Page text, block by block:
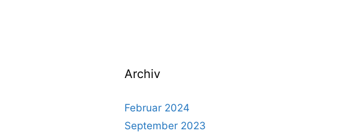
Archiv
Februar 2024
September 2023